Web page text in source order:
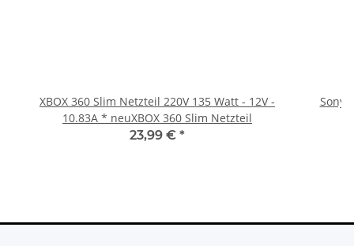
XBOX 360 Slim Netzteil 220V 135 Watt - 12V -
10.83A * neuXBOX 360 Slim Netzteil
23,99 € *
Sony